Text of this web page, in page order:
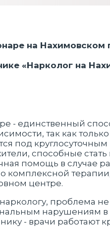
на Нахимовском
«Нарколог на
- единственный
так как только
под круглосуточным
способные
помощь в случае
комплексной
центре.
проблема
нарушениям
- врачи работают